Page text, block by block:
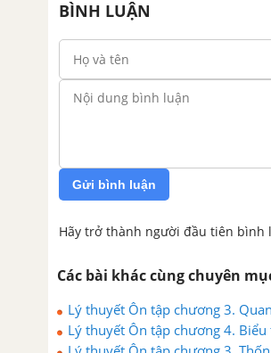
BÌNH LUẬN
Gửi bình luận
Hãy trở thành người đầu tiên bình
Các bài khác cùng chuyên
Lý thuyết Ôn tập chương 3.
Lý thuyết Ôn tập chương 4.